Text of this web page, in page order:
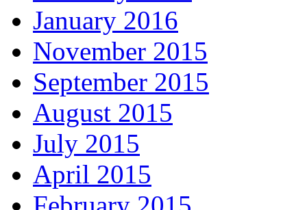
January 2016
November 2015
September 2015
August 2015
July 2015
April 2015